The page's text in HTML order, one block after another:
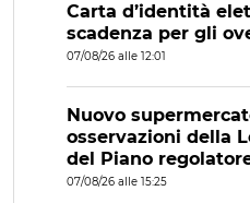
Carta d’identità
scadenza per gli
07/08/26 alle 12:01
Nuovo
osservazioni della
del Piano
07/08/26 alle 15:25